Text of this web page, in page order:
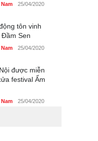
25/04/2020
tôn vinh
Đầm Sen
25/04/2020
được miễn
festival Ẩm
25/04/2020